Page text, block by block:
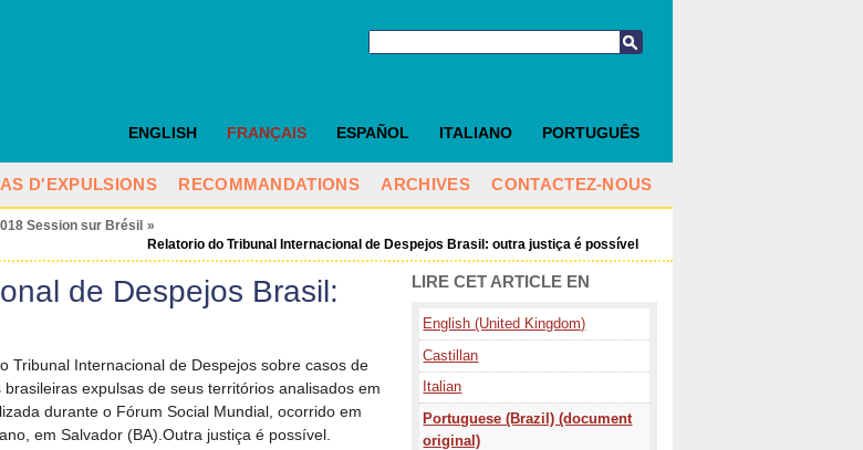
ENGLISH FRANÇAIS ESPAÑOL ITALIANO PORTUGUÊS
D'EXPULSIONS RECOMMANDATIONS ARCHIVES CONTACTEZ-NOUS
Session sur Brésil »
Relatorio do Tribunal Internacional de Despejos Brasil: outra justiça é possível
de Despejos Brasil:
Tribunal Internacional de Despejos sobre casos de
brasileiras expulsas de seus territórios analisados em
durante o Fórum Social Mundial, ocorrido em
em Salvador (BA).Outra justiça é possível.
LIRE CET ARTICLE EN
English (United Kingdom)
Castillan
Italian
Portuguese (Brazil) (document
original)